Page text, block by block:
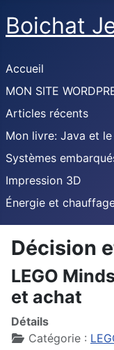
Boichat
Accueil
MON SITE
Articles récents
Mon livre: Java et
Systèmes
Impression 3D
Énergie et
Décision
LEGO
et achat
Détails
Catégorie :